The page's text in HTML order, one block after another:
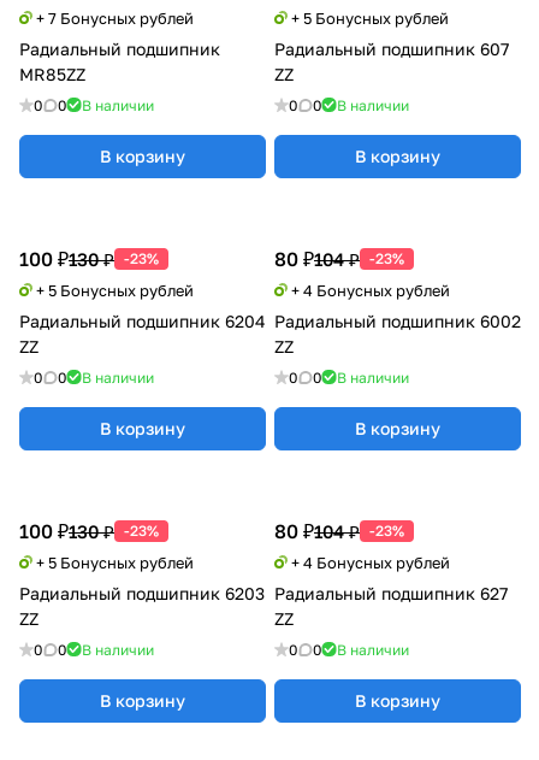
+ 7 Бонусных рублей
Радиальный подшипник
MR85ZZ
0 0 В наличии
В корзину
+ 5 Бонусных рублей
Радиальный подшипник 607
ZZ
0 0 В наличии
В корзину
100 ₽130 ₽ -23%
+ 5 Бонусных рублей
Радиальный подшипник 6204
ZZ
0 0 В наличии
В корзину
80 ₽104 ₽ -23%
+ 4 Бонусных рублей
Радиальный подшипник 6002
ZZ
0 0 В наличии
В корзину
100 ₽130 ₽ -23%
+ 5 Бонусных рублей
Радиальный подшипник 6203
ZZ
0 0 В наличии
В корзину
80 ₽104 ₽ -23%
+ 4 Бонусных рублей
Радиальный подшипник 627
ZZ
0 0 В наличии
В корзину